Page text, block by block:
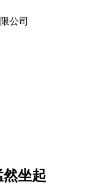
然坐起